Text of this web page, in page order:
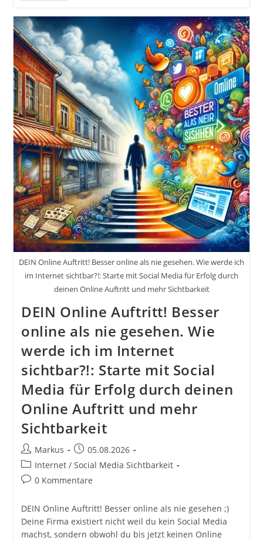
Blog
Gewaschen
😂
Tippfehler
Waschen
Statt
Wachsen.
Wie
Werde
Ich
Im
Internet
Sichtbar?!
DEIN Online Auftritt! Besser online als nie gesehen. Wie werde ich
im Internet sichtbar?!: Starte mit Social Media für Erfolg durch
deinen Online Auftritt und mehr Sichtbarkeit
DEIN Online Auftritt! Besser
online als nie gesehen. Wie
werde ich im Internet
sichtbar?!: Starte mit Social
Media für Erfolg durch deinen
Online Auftritt und mehr
Sichtbarkeit
Beitrags-
Autor:
Markus
Beitrag
veröffentlicht:
05.08.2026
Beitrags-
Kategorie:
Internet / Social Media Sichtbarkeit
Beitrags-
0 Kommentare
DEIN Online Auftritt! Besser online als nie gesehen ;)
Deine Firma existiert nicht weil du kein Social Media
machst, sondern obwohl du bis jetzt keinen Online